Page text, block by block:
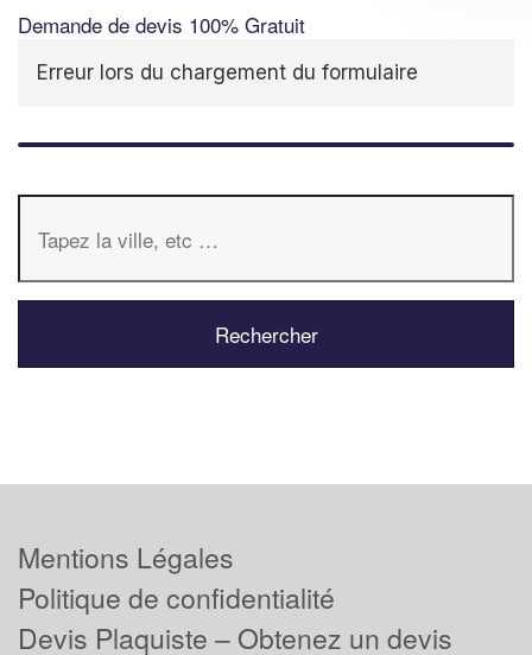
Demande de devis 100% Gratuit
Erreur lors du chargement du formulaire
Mentions Légales
Politique de confidentialité
Devis Plaquiste – Obtenez un devis